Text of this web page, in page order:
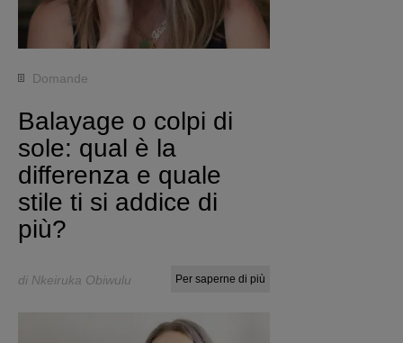
Domande
Balayage o colpi di
sole: qual è la
differenza e quale
stile ti si addice di
più?
di Nkeiruka Obiwulu Per saperne di più